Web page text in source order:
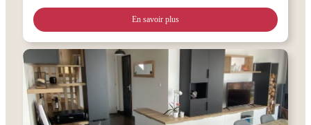
En savoir plus